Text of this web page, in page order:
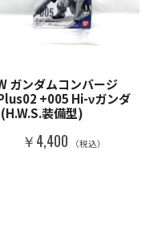
ガンダムコンバージ
+005 Hi-νガンダ
装備型)
￥4,400 （税込）